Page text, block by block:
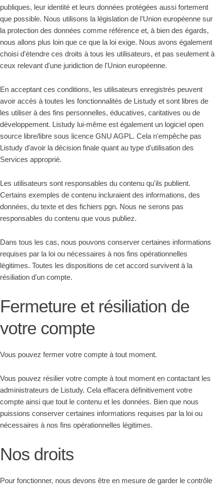
publiques, leur identité et leurs données protégées aussi fortement
que possible. Nous utilisons la législation de l'Union européenne sur
la protection des données comme référence et, à bien des égards,
nous allons plus loin que ce que la loi exige. Nous avons également
choisi d'étendre ces droits à tous les utilisateurs, et pas seulement à
ceux relevant d'une juridiction de l'Union européenne.
En acceptant ces conditions, les utilisateurs enregistrés peuvent
avoir accès à toutes les fonctionnalités de Listudy et sont libres de
les utiliser à des fins personnelles, éducatives, caritatives ou de
développement. Listudy lui-même est également un logiciel open
source libre/libre sous licence GNU AGPL. Cela n'empêche pas
Listudy d'avoir la décision finale quant au type d'utilisation des
Services approprié.
Les utilisateurs sont responsables du contenu qu'ils publient.
Certains exemples de contenu incluraient des informations, des
données, du texte et des fichiers pgn. Nous ne serons pas
responsables du contenu que vous publiez.
Dans tous les cas, nous pouvons conserver certaines informations
requises par la loi ou nécessaires à nos fins opérationnelles
légitimes. Toutes les dispositions de cet accord survivent à la
résiliation d'un compte.
Fermeture et résiliation de
votre compte
Vous pouvez fermer votre compte à tout moment.
Vous pouvez résilier votre compte à tout moment en contactant les
administrateurs de Listudy. Cela effacera définitivement votre
compte ainsi que tout le contenu et les données. Bien que nous
puissions conserver certaines informations requises par la loi ou
nécessaires à nos fins opérationnelles légitimes.
Nos droits
Pour fonctionner, nous devons être en mesure de garder le contrôle